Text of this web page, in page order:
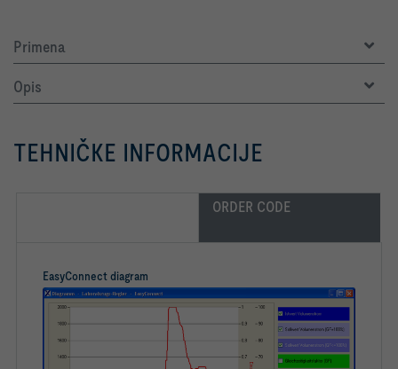
Primena
Opis
TEHNIČKE INFORMACIJE
ORDER CODE
EasyConnect diagram